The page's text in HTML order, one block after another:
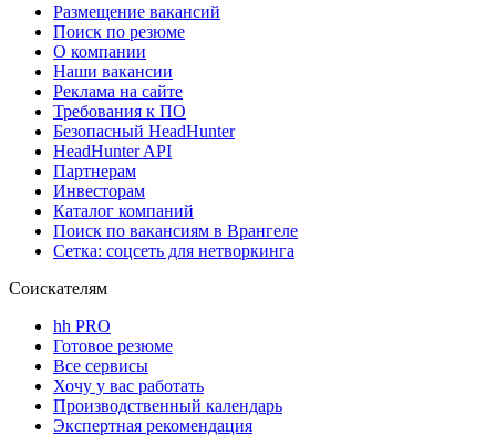
Размещение вакансий
Поиск по резюме
О компании
Наши вакансии
Реклама на сайте
Требования к ПО
Безопасный HeadHunter
HeadHunter API
Партнерам
Инвесторам
Каталог компаний
Поиск по вакансиям в Врангеле
Сетка: соцсеть для нетворкинга
Соискателям
hh PRO
Готовое резюме
Все сервисы
Хочу у вас работать
Производственный календарь
Экспертная рекомендация